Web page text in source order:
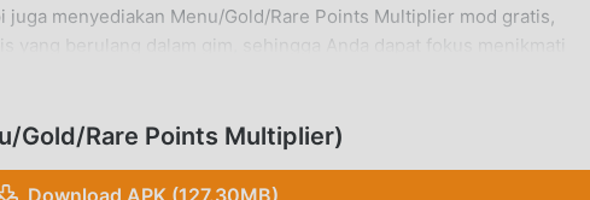
menyediakan Menu/Gold/Rare Points Multiplier mod gratis,
yang berulang dalam gim, sehingga Anda dapat fokus menikmati
moddroid menjanjikan bahwa apapunMysDunmod tidak akan
menginstalMysDun 1.0.3 dengan satu klik. Tunggu apa lagi, unduh
Gold/Rare Points Multiplier)
Download APK (127.30MB)